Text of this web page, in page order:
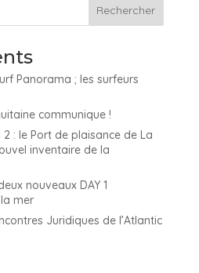
Panorama ; les surfeurs
communique !
: le Port de plaisance de La
inventaire de la
nouveaux DAY 1
mer
Juridiques de l’Atlantic